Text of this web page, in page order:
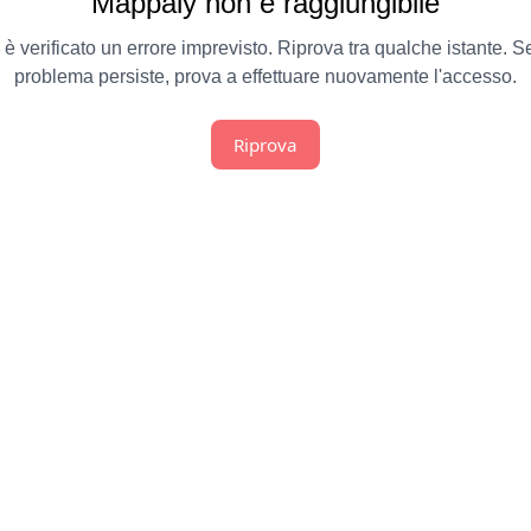
è verificato un errore imprevisto. Riprova tra qualche istante.
problema persiste, prova a effettuare nuovamente l'accesso.
Riprova